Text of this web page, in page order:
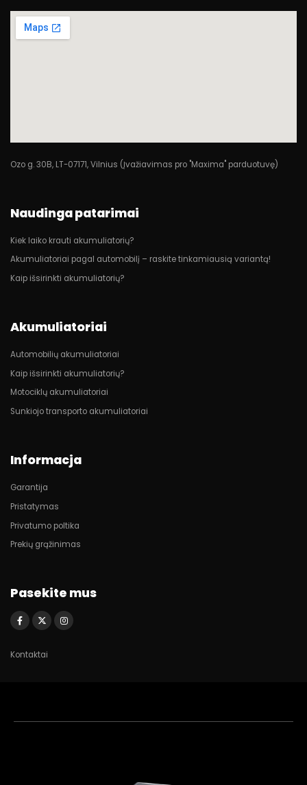
Ozo g. 30B, LT-07171, Vilnius (Įvažiavimas pro "Maxima" parduotuvę)
Naudinga patarimai
Kiek laiko krauti akumuliatorių?
Akumuliatoriai pagal automobilį – raskite tinkamiausią variantą!
Kaip išsirinkti akumuliatorių?
Akumuliatoriai
Automobilių akumuliatoriai
Kaip išsirinkti akumuliatorių?
Motociklų akumuliatoriai
Sunkiojo transporto akumuliatoriai
Informacja
Garantija
Pristatymas
Privatumo poltika
Prekių grąžinimas
Pasekite mus
Kontaktai